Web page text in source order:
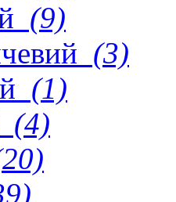
(9)
(3)
(1)
(4)